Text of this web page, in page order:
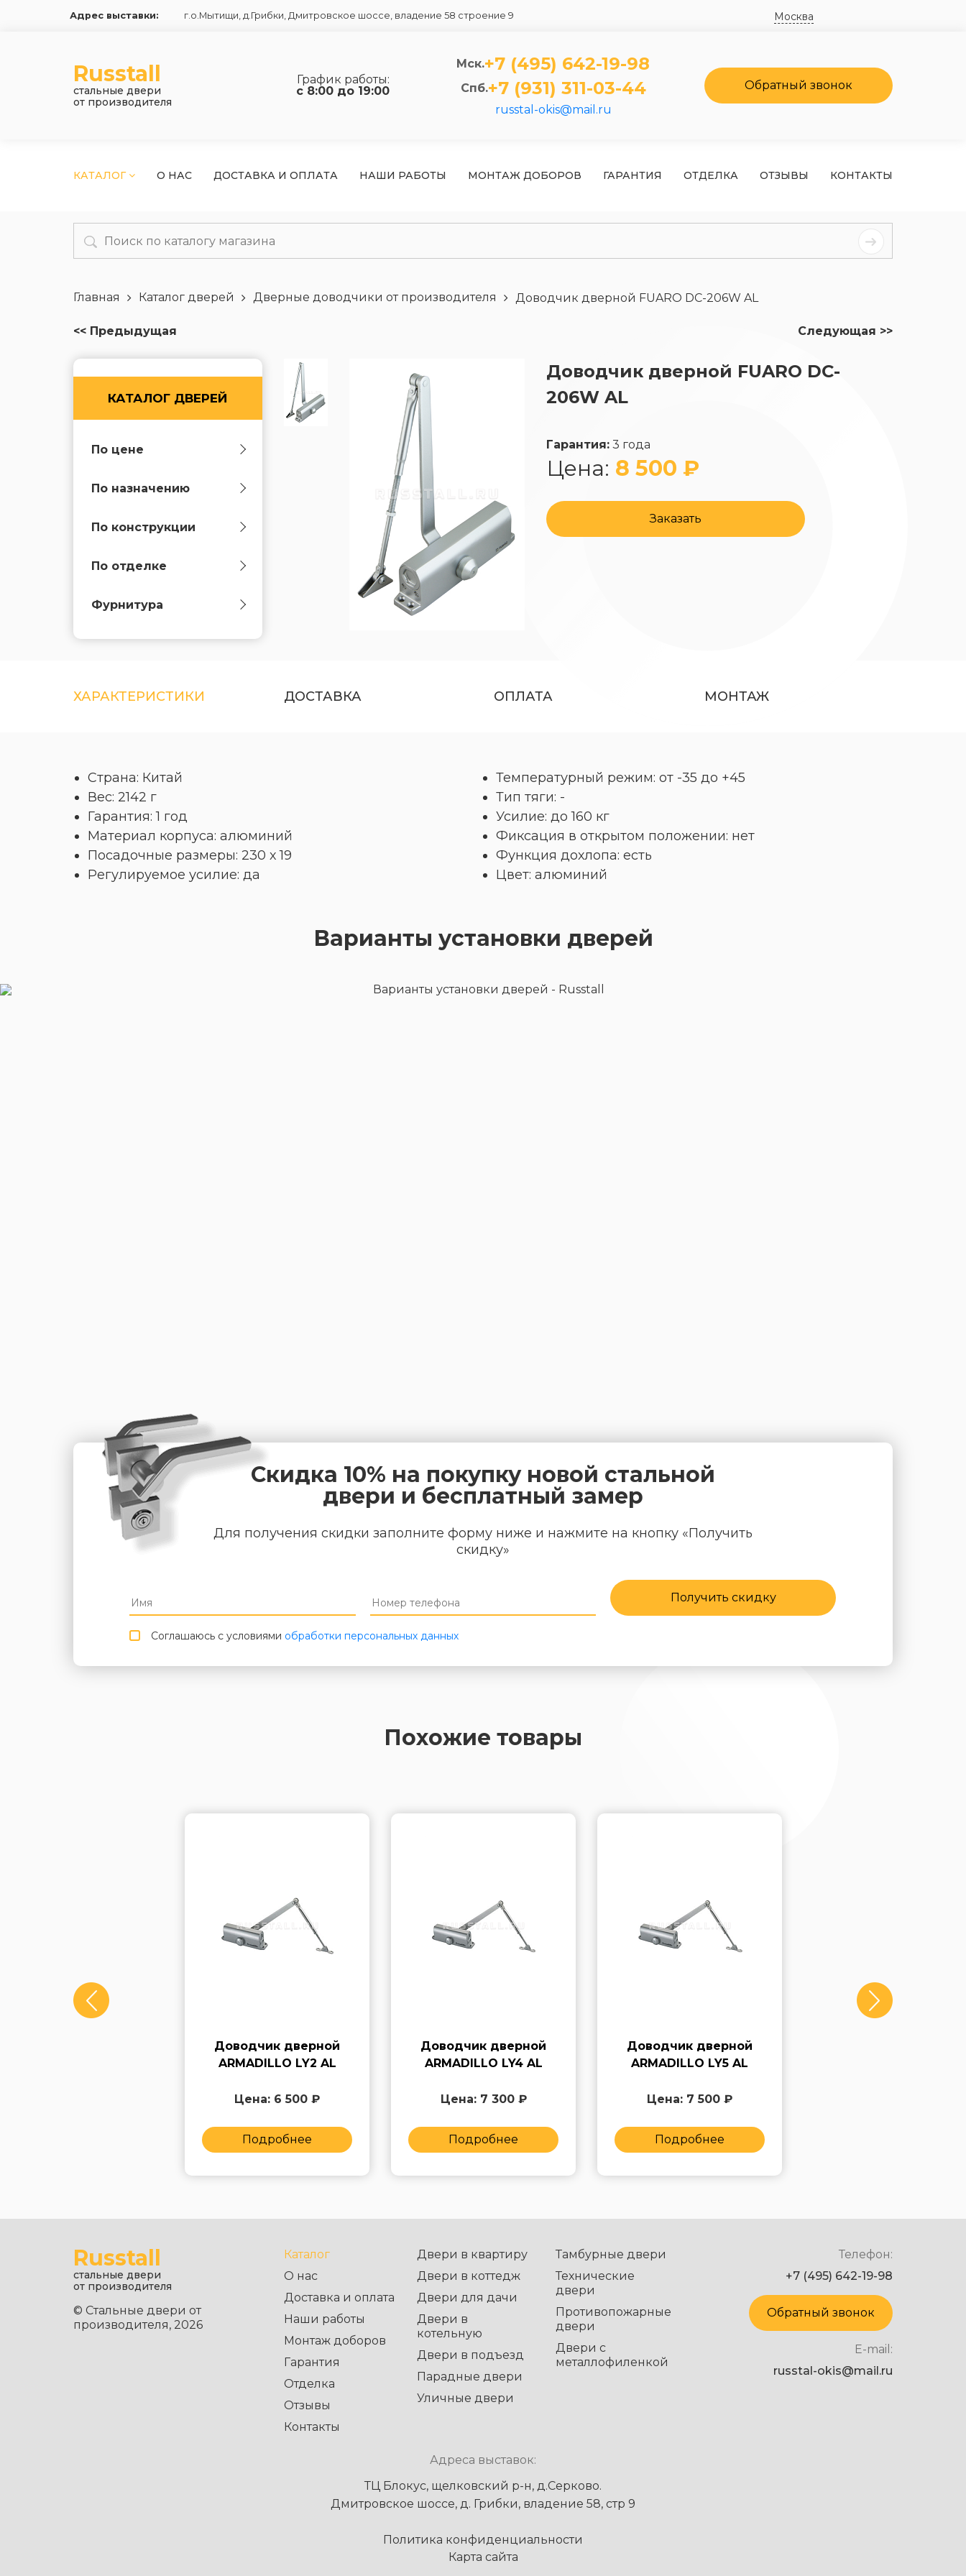
Адрес выставки: г.о.Мытищи, д.Грибки, Дмитровское шоссе, владение 58 строение 9 Москва
Russtall
стальные двери
от производителя
График работы:
с 8:00 до 19:00
Мск.+7 (495) 642-19-98
Спб.+7 (931) 311-03-44
russtal-okis@mail.ru
Обратный звонок
КАТАЛОГ О НАС ДОСТАВКА И ОПЛАТА НАШИ РАБОТЫ МОНТАЖ ДОБОРОВ ГАРАНТИЯ ОТДЕЛКА ОТЗЫВЫ КОНТАКТЫ
Главная Каталог дверей Дверные доводчики от производителя Доводчик дверной FUARO DC-206W AL
<< Предыдущая Следующая >>
КАТАЛОГ ДВЕРЕЙ
По цене
По назначению
По конструкции
По отделке
Фурнитура
Доводчик дверной FUARO DC-
206W AL
Гарантия: 3 года
Цена: 8 500 ₽
Заказать
ХАРАКТЕРИСТИКИ ДОСТАВКА ОПЛАТА МОНТАЖ
Страна: Китай
Вес: 2142 г
Гарантия: 1 год
Материал корпуса: алюминий
Посадочные размеры: 230 х 19
Регулируемое усилие: да
Температурный режим: от -35 до +45
Тип тяги: -
Усилие: до 160 кг
Фиксация в открытом положении: нет
Функция дохлопа: есть
Цвет: алюминий
Варианты установки дверей
Скидка 10% на покупку новой стальной
двери и бесплатный замер
Для получения скидки заполните форму ниже и нажмите на кнопку «Получить
скидку»
Соглашаюсь с условиями обработки персональных данных
Получить скидку
Похожие товары
Доводчик дверной
ARMADILLO LY2 AL
Цена: 6 500 ₽
Подробнее
Доводчик дверной
ARMADILLO LY4 AL
Цена: 7 300 ₽
Подробнее
Доводчик дверной
ARMADILLO LY5 AL
Цена: 7 500 ₽
Подробнее
Russtall
стальные двери
от производителя
© Стальные двери от
производителя, 2026
Каталог
О нас
Доставка и оплата
Наши работы
Монтаж доборов
Гарантия
Отделка
Отзывы
Контакты
Двери в квартиру
Двери в коттедж
Двери для дачи
Двери в
котельную
Двери в подъезд
Парадные двери
Уличные двери
Тамбурные двери
Технические
двери
Противопожарные
двери
Двери с
металлофиленкой
Телефон:
+7 (495) 642-19-98
Обратный звонок
E-mail:
russtal-okis@mail.ru
Адреса выставок:
ТЦ Блокус, щелковский р-н, д.Серково.
Дмитровское шоссе, д. Грибки, владение 58, стр 9
Политика конфиденциальности
Карта сайта